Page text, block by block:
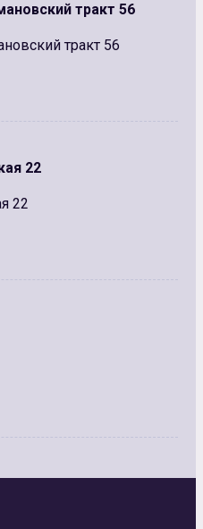
тракт 56
тракт 56
22
22